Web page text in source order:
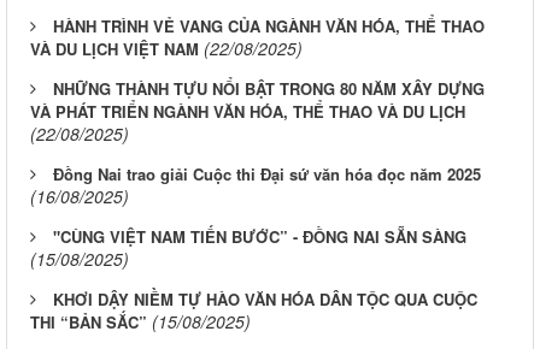
HÀNH TRÌNH VẺ VANG CỦA NGÀNH VĂN HÓA, THỂ THAO
VÀ DU LỊCH VIỆT NAM (22/08/2025)
NHỮNG THÀNH TỰU NỔI BẬT TRONG 80 NĂM XÂY DỰNG
VÀ PHÁT TRIỂN NGÀNH VĂN HÓA, THỂ THAO VÀ DU LỊCH
(22/08/2025)
Đồng Nai trao giải Cuộc thi Đại sứ văn hóa đọc năm 2025
(16/08/2025)
"CÙNG VIỆT NAM TIẾN BƯỚC” - ĐỒNG NAI SẴN SÀNG
(15/08/2025)
KHƠI DẬY NIỀM TỰ HÀO VĂN HÓA DÂN TỘC QUA CUỘC
THI “BẢN SẮC” (15/08/2025)